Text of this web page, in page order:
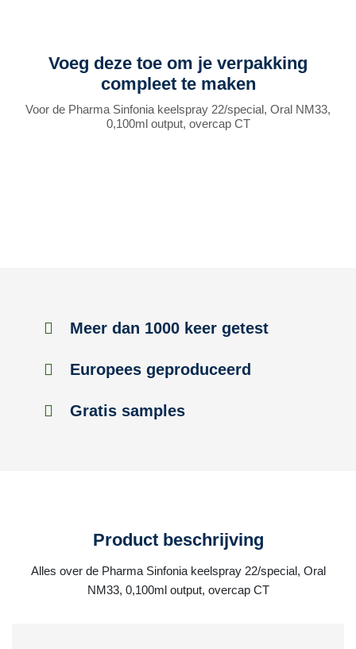
Voeg deze toe om je verpakking
compleet te maken
Voor de Pharma Sinfonia keelspray 22/special, Oral NM33,
0,100ml output, overcap CT
Meer dan 1000 keer getest
Europees geproduceerd
Gratis samples
Product beschrijving
Alles over de Pharma Sinfonia keelspray 22/special, Oral
NM33, 0,100ml output, overcap CT